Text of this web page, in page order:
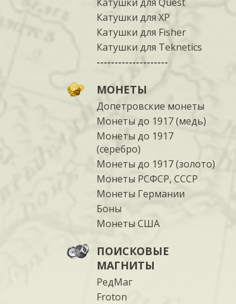
Катушки для XP
Катушки для Fisher
Катушки для Teknetics
--------------------
МОНЕТЫ
Допетровские монеты
Монеты до 1917 (медь)
Монеты до 1917
(серебро)
Монеты до 1917 (золото)
Монеты РСФСР, СССР
Монеты Германии
Боны
Монеты США
ПОИСКОВЫЕ
МАГНИТЫ
РедМаг
Froton